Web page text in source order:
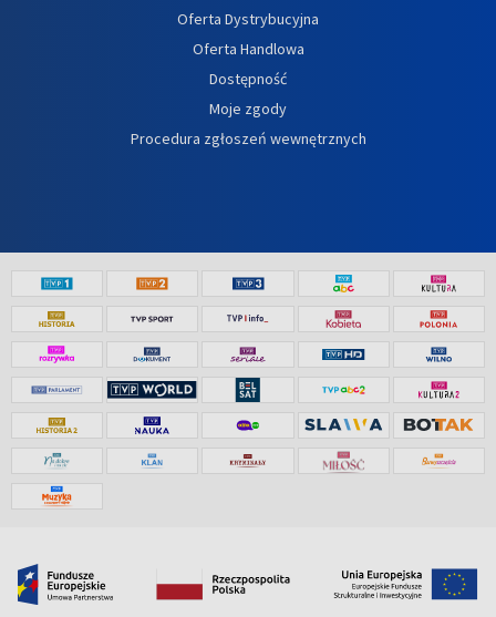
Oferta Dystrybucyjna
Oferta Handlowa
Dostępność
Moje zgody
Procedura zgłoszeń wewnętrznych